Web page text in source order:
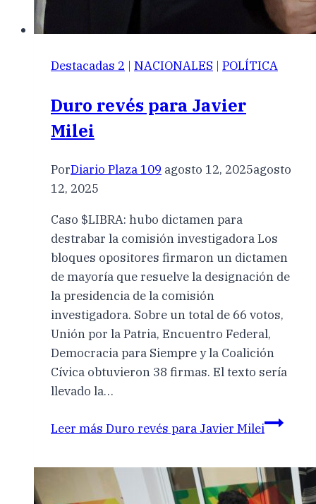
Destacadas 2 | NACIONALES | POLÍTICA
Duro revés para Javier
Milei
PorDiario Plaza 109 agosto 12, 2025agosto
12, 2025
Caso $LIBRA: hubo dictamen para
destrabar la comisión investigadora Los
bloques opositores firmaron un dictamen
de mayoría que resuelve la designación de
la presidencia de la comisión
investigadora. Sobre un total de 66 votos,
Unión por la Patria, Encuentro Federal,
Democracia para Siempre y la Coalición
Cívica obtuvieron 38 firmas. El texto sería
llevado la…
Leer más Duro revés para Javier Milei